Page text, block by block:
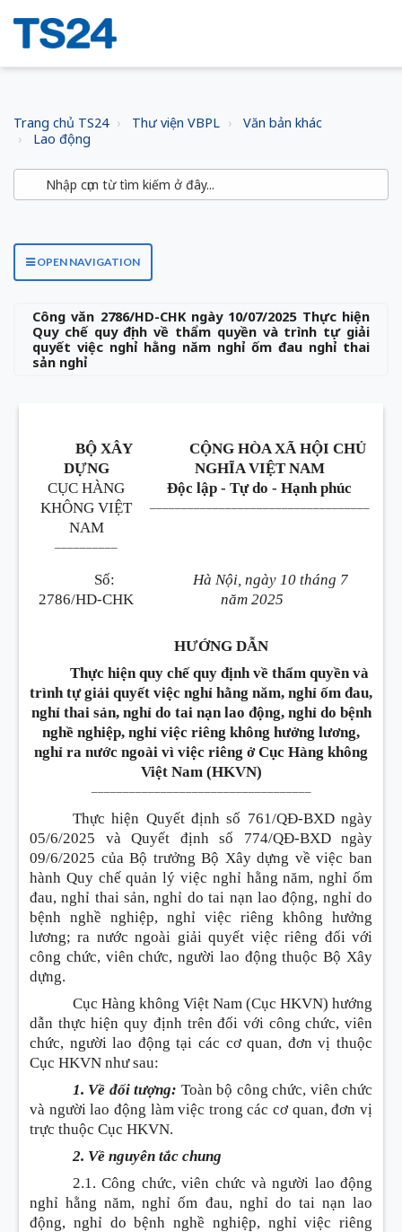
Trang chủ TS24 Thư viện VBPL
Văn bản khác
Lao động
OPEN NAVIGATION
Công văn 2786/HD-CHK ngày 10/07/2025 Thực hiện
Quy chế quy định về thẩm quyền và trình tự giải
quyết việc nghỉ hằng năm nghỉ ốm đau nghỉ thai
sản nghỉ
BỘ XÂY
DỰNG
CỤC HÀNG
KHÔNG VIỆT
NAM
CỘNG HÒA XÃ HỘI CHỦ
NGHĨA VIỆT NAM
Độc lập - Tự do - Hạnh phúc
Số:
2786/HD-CHK
Hà Nội, ngày 10 tháng 7
năm 2025
HƯỚNG DẪN
Thực hiện quy chế quy định về thẩm quyền và
trình tự giải quyết việc nghỉ hằng năm, nghỉ ốm đau,
nghỉ thai sản, nghỉ do tai nạn lao động, nghỉ do bệnh
nghề nghiệp, nghỉ việc riêng không hưởng lương,
nghỉ ra nước ngoài vì việc riêng ở Cục Hàng không
Việt Nam (HKVN)
Thực hiện Quyết định số 761/QĐ-BXD ngày
05/6/2025 và Quyết định số 774/QĐ-BXD ngày
09/6/2025 của Bộ trưởng Bộ Xây dựng về việc ban
hành Quy chế quản lý việc nghỉ hằng năm, nghỉ ốm
đau, nghỉ thai sản, nghỉ do tai nạn lao động, nghỉ do
bệnh nghề nghiệp, nghỉ việc riêng không hưởng
lương; ra nước ngoài giải quyết việc riêng đối với
công chức, viên chức, người lao động thuộc Bộ Xây
dựng.
Cục Hàng không Việt Nam (Cục HKVN) hướng
dẫn thực hiện quy định trên đối với công chức, viên
chức, người lao động tại các cơ quan, đơn vị thuộc
Cục HKVN như sau:
1. Về đối tượng: Toàn bộ công chức, viên chức
và người lao động làm việc trong các cơ quan, đơn vị
trực thuộc Cục HKVN.
2. Về nguyên tắc chung
2.1. Công chức, viên chức và người lao động
nghỉ hằng năm, nghỉ ốm đau, nghỉ do tai nạn lao
động, nghỉ do bệnh nghề nghiệp, nghỉ việc riêng